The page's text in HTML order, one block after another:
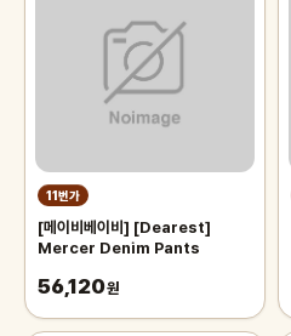
11번가
[메이비베이비] [Dearest]
Mercer Denim Pants
56,120원